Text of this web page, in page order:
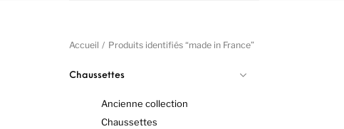
Accueil / Produits identifiés “made in France”
Chaussettes
Ancienne collection
Chaussettes